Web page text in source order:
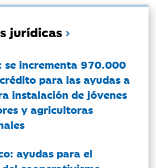
jurídicas
se incrementa 970.000
para las ayudas a
instalación de jóvenes
y agricultoras
ayudas para el